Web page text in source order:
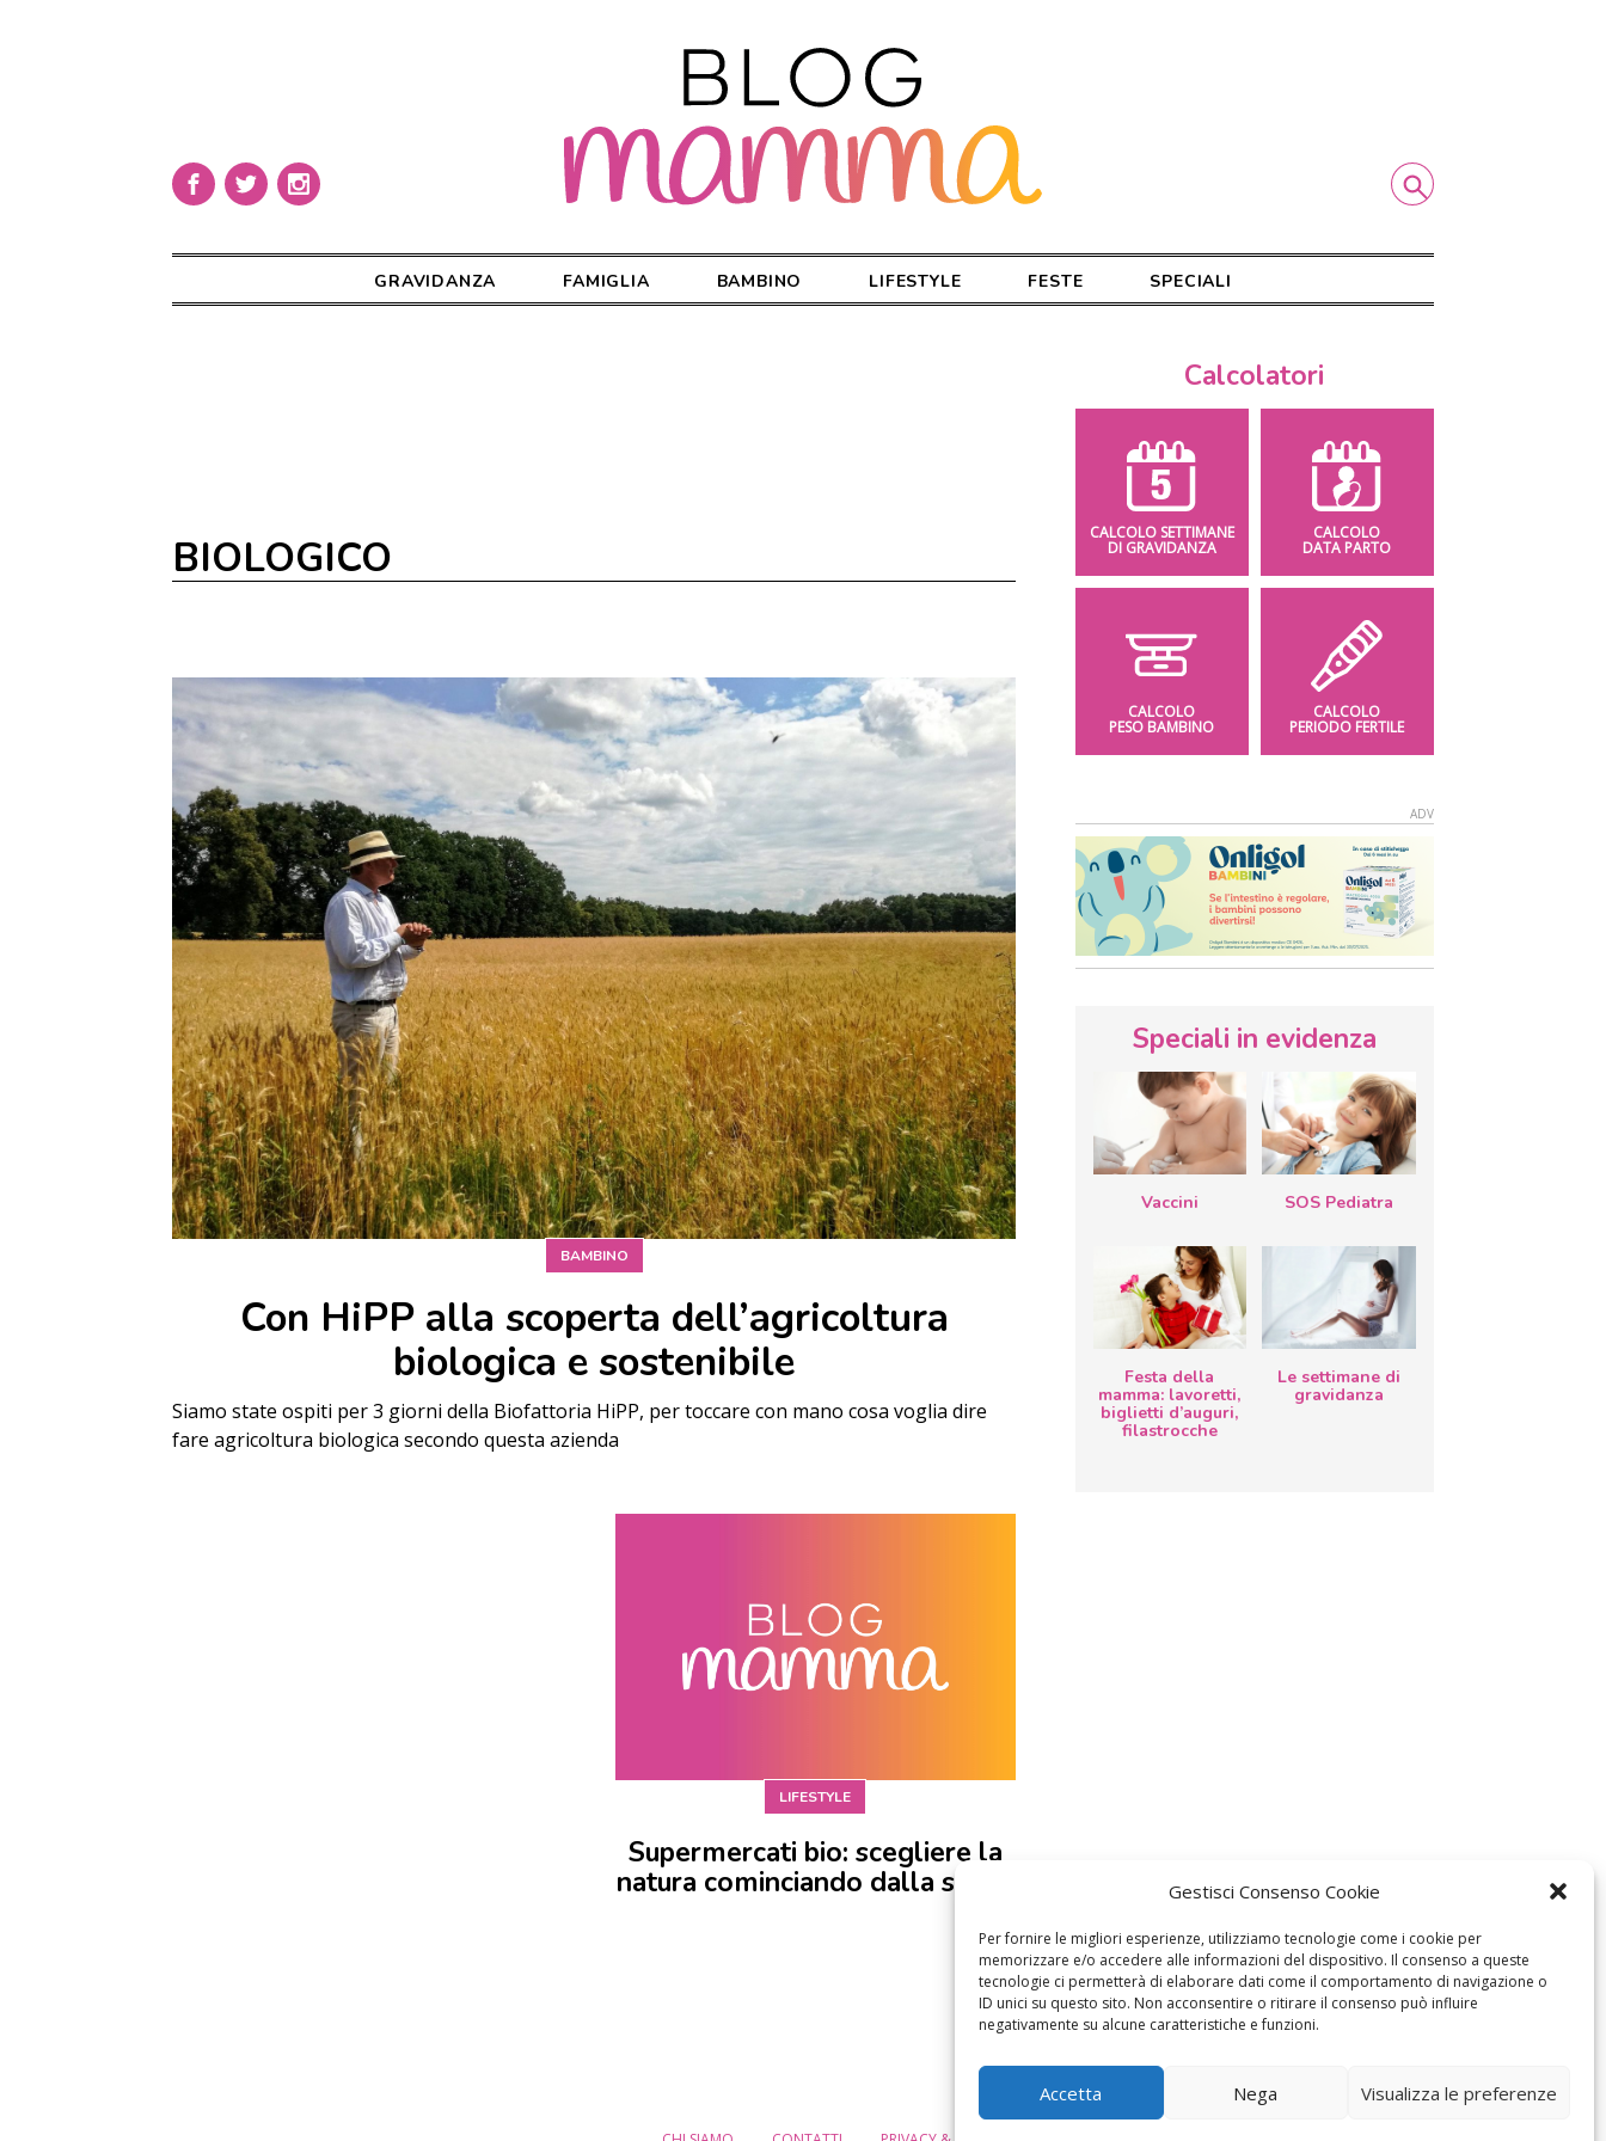
Gestisci Consenso Cookie
Per fornire le migliori esperienze, utilizziamo tecnologie come i cookie per
memorizzare e/o accedere alle informazioni del dispositivo. Il consenso a queste
tecnologie ci permetterà di elaborare dati come il comportamento di navigazione o
ID unici su questo sito. Non acconsentire o ritirare il consenso può influire
negativamente su alcune caratteristiche e funzioni.
Accetta Nega Visualizza le preferenze
GRAVIDANZA FAMIGLIA BAMBINO LIFESTYLE FESTE SPECIALI
BIOLOGICO
BAMBINO
Con HiPP alla scoperta dell’agricoltura
biologica e sostenibile
Siamo state ospiti per 3 giorni della Biofattoria HiPP, per toccare con mano cosa voglia dire
fare agricoltura biologica secondo questa azienda
LIFESTYLE
Supermercati bio: scegliere la
natura cominciando dalla spesa
Calcolatori
CALCOLO SETTIMANE
DI GRAVIDANZA
CALCOLO
DATA PARTO
CALCOLO
PESO BAMBINO
CALCOLO
PERIODO FERTILE
Speciali in evidenza
Vaccini SOS Pediatra
Festa della
mamma: lavoretti,
biglietti d’auguri,
filastrocche
Le settimane di
gravidanza